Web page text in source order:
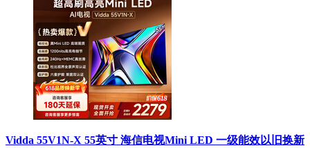
Vidda 55V1N-X 55英寸 海信电视Mini LED 一级能效以旧换新